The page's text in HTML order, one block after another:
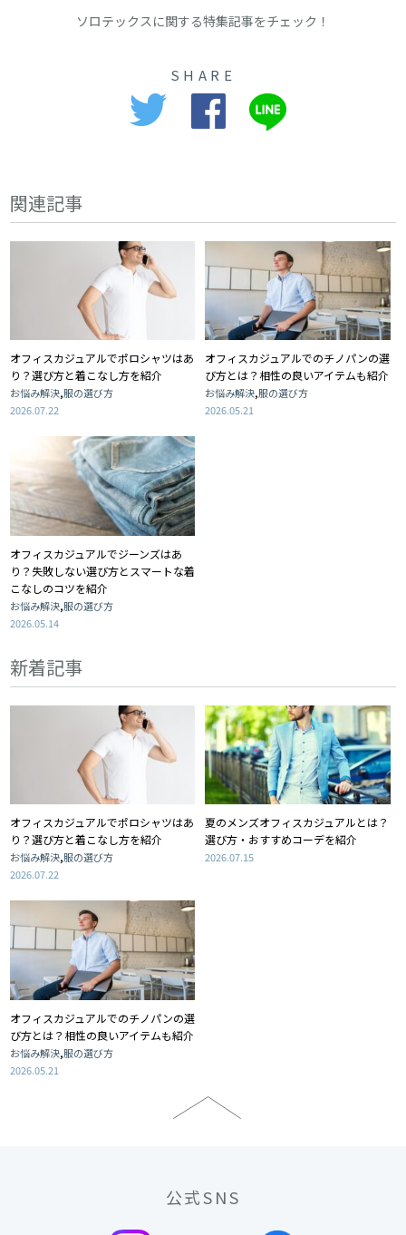
ソロテックスに関する特集記事をチェック！
SHARE
関連記事
オフィスカジュアルでポロシャツはあ
り？選び方と着こなし方を紹介
お悩み解決,服の選び方
2026.07.22
オフィスカジュアルでのチノパンの選
び方とは？相性の良いアイテムも紹介
お悩み解決,服の選び方
2026.05.21
オフィスカジュアルでジーンズはあ
り？失敗しない選び方とスマートな着
こなしのコツを紹介
お悩み解決,服の選び方
2026.05.14
新着記事
オフィスカジュアルでポロシャツはあ
り？選び方と着こなし方を紹介
お悩み解決,服の選び方
2026.07.22
夏のメンズオフィスカジュアルとは？
選び方・おすすめコーデを紹介
2026.07.15
オフィスカジュアルでのチノパンの選
び方とは？相性の良いアイテムも紹介
お悩み解決,服の選び方
2026.05.21
公式SNS